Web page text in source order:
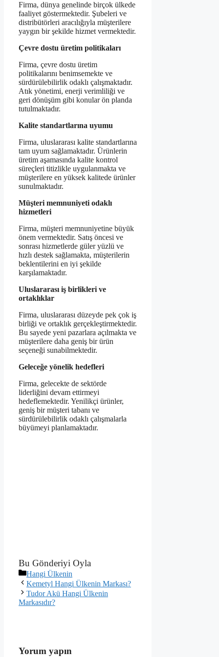
Firma, dünya genelinde birçok ülkede
faaliyet göstermektedir. Şubeleri ve
distribütörleri aracılığıyla müşterilere
yaygın bir şekilde hizmet vermektedir.
Çevre dostu üretim politikaları
Firma, çevre dostu üretim
politikalarını benimsemekte ve
sürdürülebilirlik odaklı çalışmaktadır.
Atık yönetimi, enerji verimliliği ve
geri dönüşüm gibi konular ön planda
tutulmaktadır.
Kalite standartlarına uyumu
Firma, uluslararası kalite standartlarına
tam uyum sağlamaktadır. Ürünlerin
üretim aşamasında kalite kontrol
süreçleri titizlikle uygulanmakta ve
müşterilere en yüksek kalitede ürünler
sunulmaktadır.
Müşteri memnuniyeti odaklı
hizmetleri
Firma, müşteri memnuniyetine büyük
önem vermektedir. Satış öncesi ve
sonrası hizmetlerde güler yüzlü ve
hızlı destek sağlamakta, müşterilerin
beklentilerini en iyi şekilde
karşılamaktadır.
Uluslararası iş birlikleri ve
ortaklıklar
Firma, uluslararası düzeyde pek çok iş
birliği ve ortaklık gerçekleştirmektedir.
Bu sayede yeni pazarlara açılmakta ve
müşterilere daha geniş bir ürün
seçeneği sunabilmektedir.
Geleceğe yönelik hedefleri
Firma, gelecekte de sektörde
liderliğini devam ettirmeyi
hedeflemektedir. Yenilikçi ürünler,
geniş bir müşteri tabanı ve
sürdürülebilirlik odaklı çalışmalarla
büyümeyi planlamaktadır.
Bu Gönderiyi Oyla
Kategoriler
Hangi Ülkenin
Kemetyl Hangi Ülkenin Markası?
Tudor Akü Hangi Ülkenin
Markasıdır?
Yorum yapın